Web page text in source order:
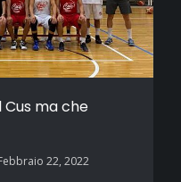
ma che
22, 2022